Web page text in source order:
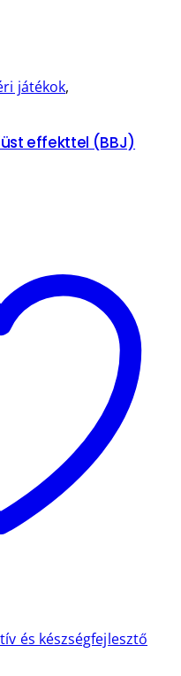
játékok,
effekttel (BBJ)
és készségfejlesztő